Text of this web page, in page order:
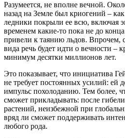
Разумеется, не вполне вечной.
назад на Земле был криогений – как
ледники покрыли ее всю, включая
временем какие-то пока не до
привели к таянию льдов. Впрочем,
вида речь будет идти о вечности –
минимум десятки миллионов лет.
Это показывает, что инициатива
не требует постоянных усилий: ей
импульс похолоданию. Тем более,
сможет прикладывать: после
растений, неизбежной при
вряд ли сможет поддерживать
любого рода.